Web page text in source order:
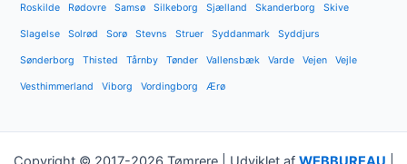
Roskilde Rødovre Samsø Silkeborg Sjælland Skanderborg Skive
Slagelse Solrød Sorø Stevns Struer Syddanmark Syddjurs
Sønderborg Thisted Tårnby Tønder Vallensbæk Varde Vejen Vejle
Vesthimmerland Viborg Vordingborg Ærø